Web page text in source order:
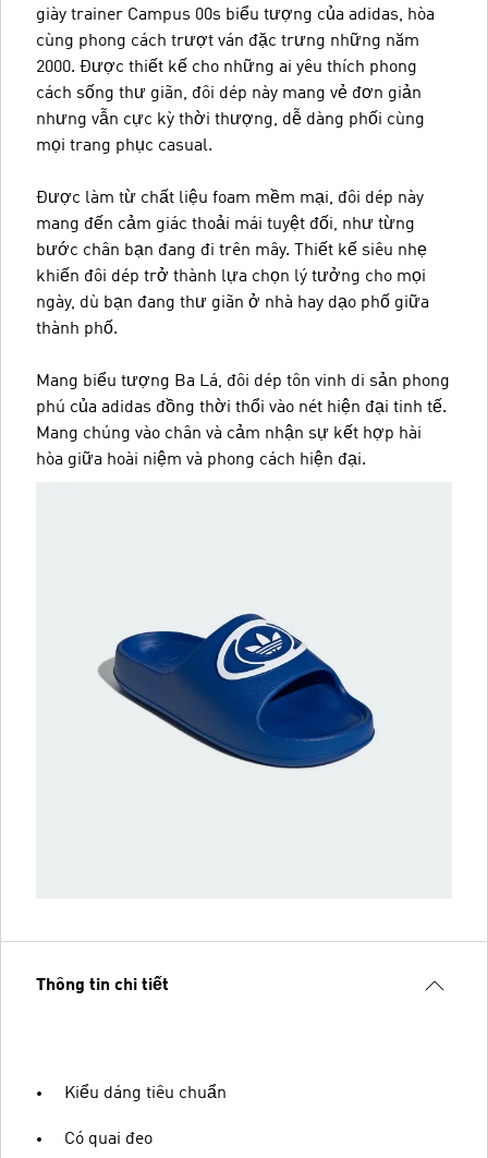
giày trainer Campus 00s biểu tượng của adidas, hòa
cùng phong cách trượt ván đặc trưng những năm
2000. Được thiết kế cho những ai yêu thích phong
cách sống thư giãn, đôi dép này mang vẻ đơn giản
nhưng vẫn cực kỳ thời thượng, dễ dàng phối cùng
mọi trang phục casual.
Được làm từ chất liệu foam mềm mại, đôi dép này
mang đến cảm giác thoải mái tuyệt đối, như từng
bước chân bạn đang đi trên mây. Thiết kế siêu nhẹ
khiến đôi dép trở thành lựa chọn lý tưởng cho mọi
ngày, dù bạn đang thư giãn ở nhà hay dạo phố giữa
thành phố.
Mang biểu tượng Ba Lá, đôi dép tôn vinh di sản phong
phú của adidas đồng thời thổi vào nét hiện đại tinh tế.
Mang chúng vào chân và cảm nhận sự kết hợp hài
hòa giữa hoài niệm và phong cách hiện đại.
Thông tin chi tiết
Kiểu dáng tiêu chuẩn
Có quai đeo